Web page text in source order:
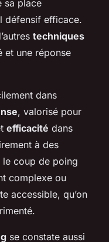
sa place
défensif efficace.
techniques
et une réponse
dans
, valorisé pour
efficacité dans
à des
le coup de poing
complexe ou
accessible, qu’on
se constate aussi